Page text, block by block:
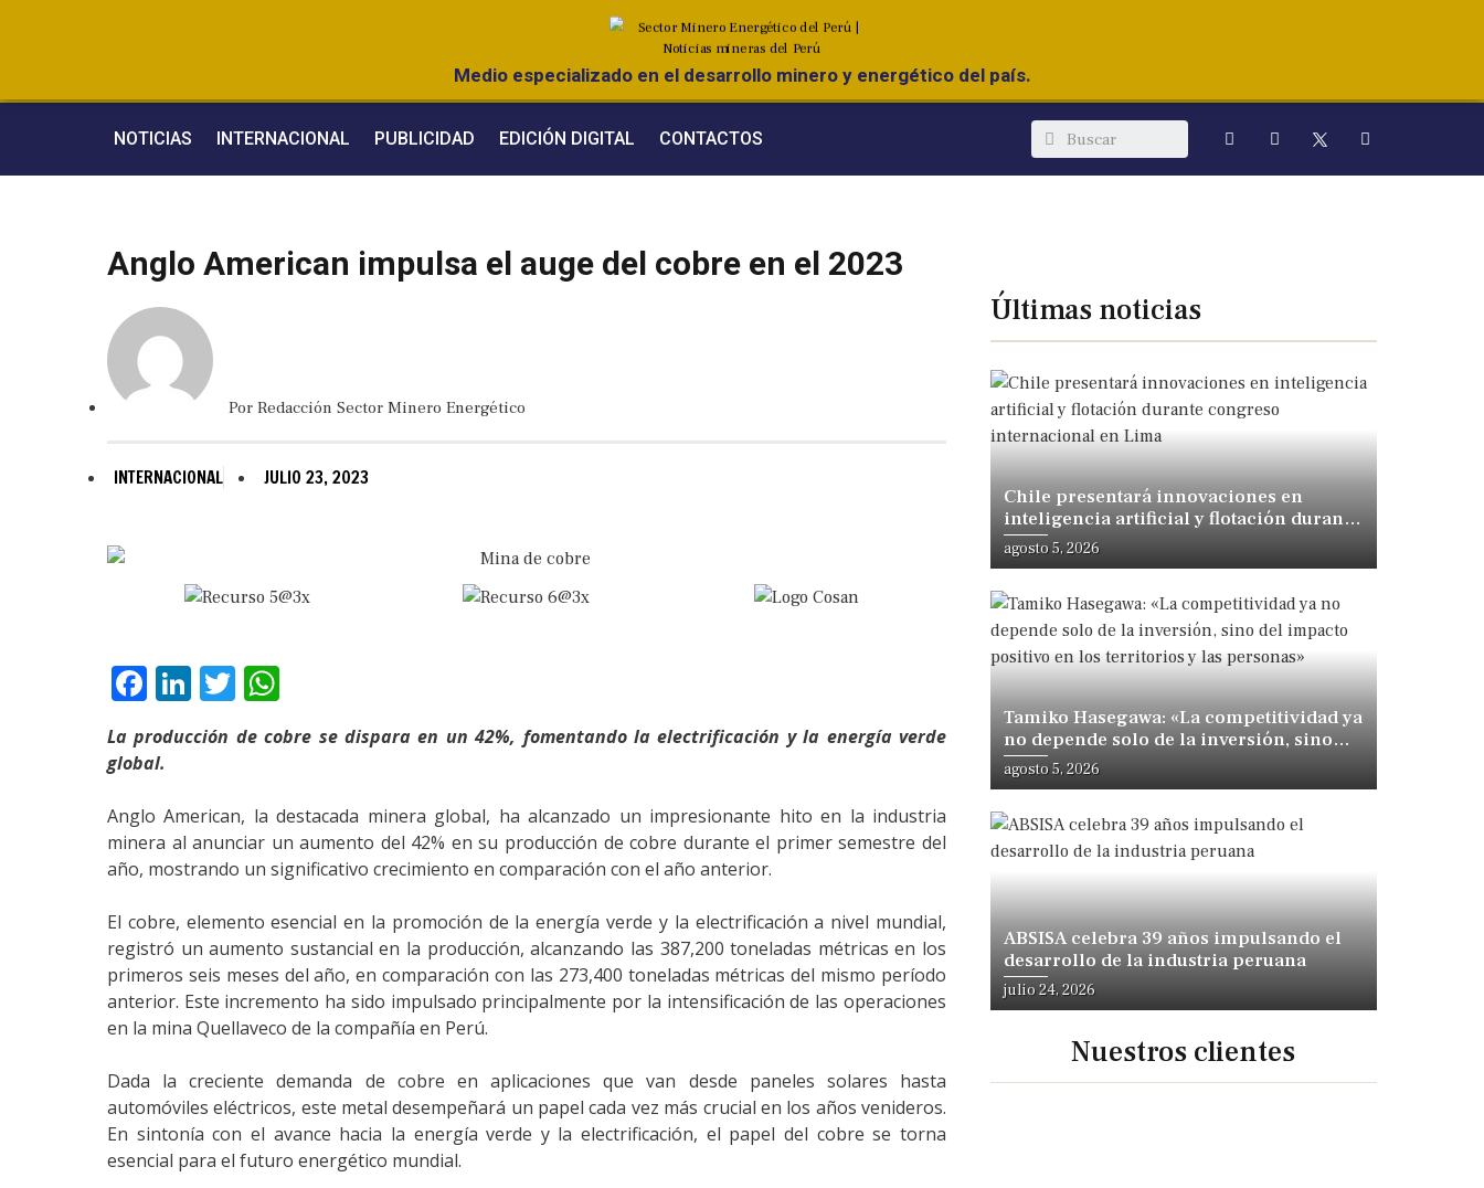
Medio especializado en el desarrollo minero y energético del país.
NOTICIAS INTERNACIONAL PUBLICIDAD EDICIÓN DIGITAL CONTACTOS
Anglo American impulsa el auge del cobre en el 2023
Por Redacción Sector Minero Energético
INTERNACIONAL JULIO 23, 2023
Facebook
LinkedIn
Twitter
La producción de cobre se dispara en un 42%, fomentando la electrificación y la energía verde
global.
Anglo American, la destacada minera global, ha alcanzado un impresionante hito en la industria
minera al anunciar un aumento del 42% en su producción de cobre durante el primer semestre del
año, mostrando un significativo crecimiento en comparación con el año anterior.
El cobre, elemento esencial en la promoción de la energía verde y la electrificación a nivel mundial,
registró un aumento sustancial en la producción, alcanzando las 387,200 toneladas métricas en los
primeros seis meses del año, en comparación con las 273,400 toneladas métricas del mismo período
anterior. Este incremento ha sido impulsado principalmente por la intensificación de las operaciones
en la mina Quellaveco de la compañía en Perú.
Dada la creciente demanda de cobre en aplicaciones que van desde paneles solares hasta
automóviles eléctricos, este metal desempeñará un papel cada vez más crucial en los años venideros.
En sintonía con el avance hacia la energía verde y la electrificación, el papel del cobre se torna
esencial para el futuro energético mundial.
Últimas noticias
Chile presentará innovaciones en
inteligencia artificial y flotación durante
congreso internacional en Lima
agosto 5, 2026
Tamiko Hasegawa: «La competitividad ya
no depende solo de la inversión, sino
del impacto positivo en los territorios y
las personas»
agosto 5, 2026
ABSISA celebra 39 años impulsando el
desarrollo de la industria peruana
julio 24, 2026
Nuestros clientes